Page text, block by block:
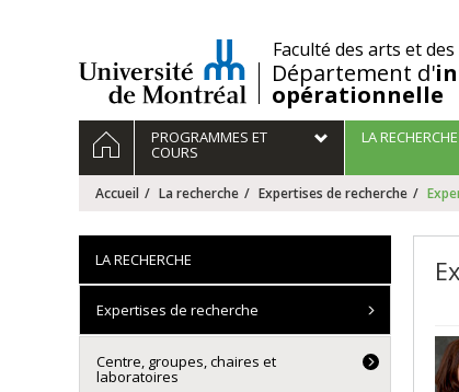
/Faculté des arts et des
Département d'
opérationnelle
Navigation
principale
ACCUEILPROGRAMMES ET
COURS
LA RECHERCHE
Accueil La recherche Expertises de recherche
LA RECHERCHE
Expertises de recherche
Centre, groupes, chaires et
laboratoires